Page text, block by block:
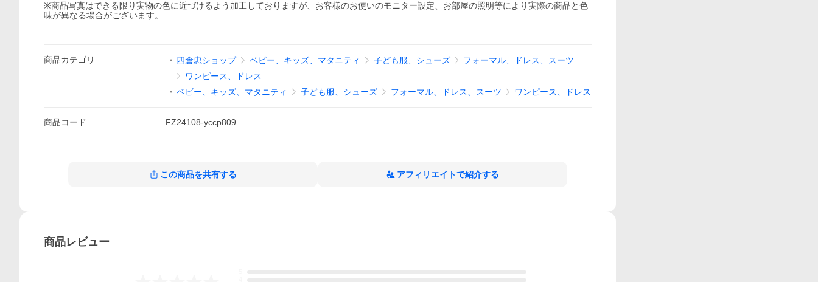
※商品写真はできる限り実物の色に近づけるよう加工しておりますが、お客様のお使いのモニター設定、お部屋の照明等により実際の商品と色
味が異なる場合がございます。
商品カテゴリ 四倉忠ショップ ベビー、キッズ、マタニティ 子ども服、シューズ
フォーマル、ドレス、スーツ
ワンピース、ドレス
ベビー、キッズ、マタニティ
子ども服、シューズ フォーマル、ドレス、スーツ ワンピース、ドレス
商品コード FZ24108-yccp809
この商品を共有する アフィリエイトで紹介する
商品レビュー